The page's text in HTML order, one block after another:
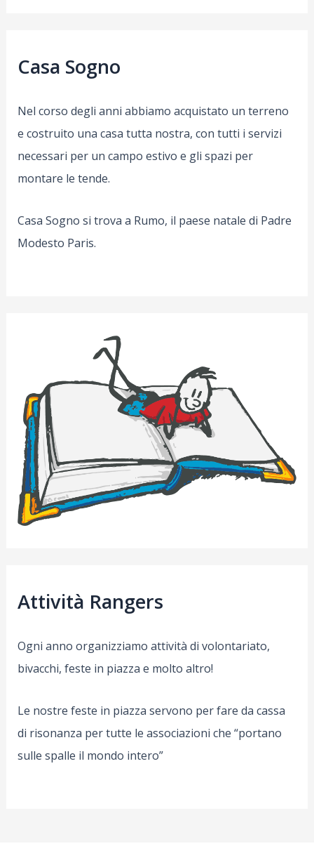
Casa Sogno
Nel corso degli anni abbiamo acquistato un terreno
e costruito una casa tutta nostra, con tutti i servizi
necessari per un campo estivo e gli spazi per
montare le tende.
Casa Sogno si trova a Rumo, il paese natale di Padre
Modesto Paris.
Attività Rangers
Ogni anno organizziamo attività di volontariato,
bivacchi, feste in piazza e molto altro!
Le nostre feste in piazza servono per fare da cassa
di risonanza per tutte le associazioni che “portano
sulle spalle il mondo intero”